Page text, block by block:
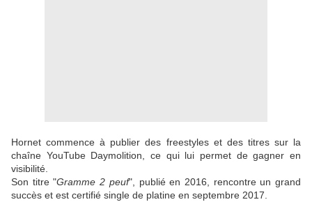
Hornet commence à publier des freestyles et des titres sur la
chaîne YouTube Daymolition, ce qui lui permet de gagner en
visibilité.
Son titre "Gramme 2 peuf", publié en 2016, rencontre un grand
succès et est certifié single de platine en septembre 2017.